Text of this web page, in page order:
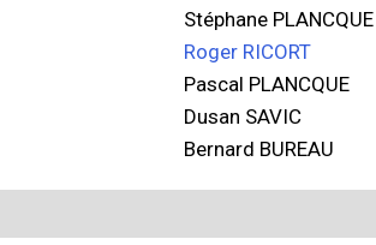
Stéphane PLANCQUE
Roger RICORT
Pascal PLANCQUE
Dusan SAVIC
Bernard BUREAU